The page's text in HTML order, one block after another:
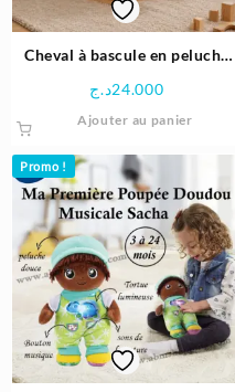
Cheval à bascule en peluche
24.000د.ج
Ajouter au panier
Promo !